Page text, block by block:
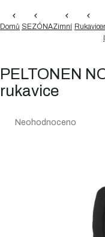
Domů SEZÓNAZimní Rukavice
PELTONEN
rukavice
Průměrné
Neohodnoceno